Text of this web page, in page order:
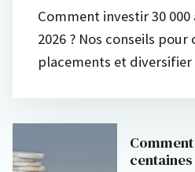
Comment investir 30 000
2026 ? Nos conseils
placements et